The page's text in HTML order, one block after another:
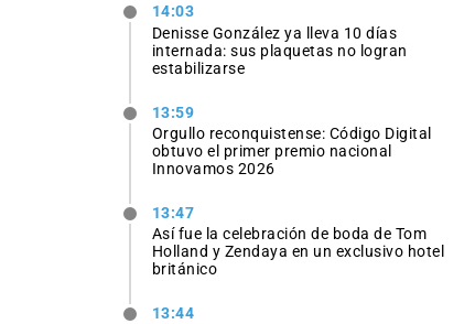
14:03
Denisse González ya lleva 10 días
internada: sus plaquetas no logran
estabilizarse
13:59
Orgullo reconquistense: Código Digital
obtuvo el primer premio nacional
Innovamos 2026
13:47
Así fue la celebración de boda de Tom
Holland y Zendaya en un exclusivo hotel
británico
13:44